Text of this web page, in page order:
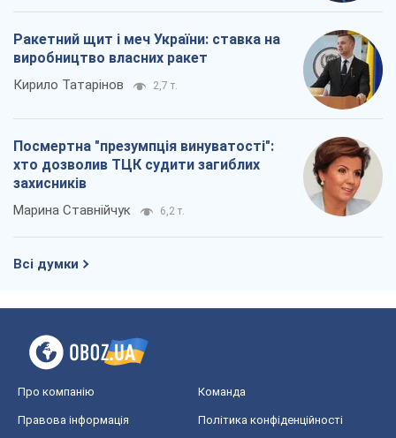
Ракетний щит і меч України: ставка на
виробництво власних ракет
Кирило Татарінов 2,7 т.
Посмертна "презумпція винуватості":
хто дозволив ТЦК судити загиблих
захисників
Марина Ставнійчук 6,2 т.
Всі думки
Про компанію Команда
Правова інформація Політика конфіденційності